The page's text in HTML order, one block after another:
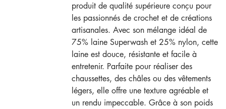
produit de qualité supérieure conçu pour
les passionnés de crochet et de créations
artisanales. Avec son mélange idéal de
75% laine Superwash et 25% nylon, cette
laine est douce, résistante et facile à
entretenir. Parfaite pour réaliser des
chaussettes, des châles ou des vêtements
légers, elle offre une texture agréable et
un rendu impeccable. Grâce à son poids